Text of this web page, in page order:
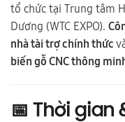
tổ chức tại Trung tâm
Dương (WTC EXPO).
nhà tài trợ chính thức
biến gỗ CNC thông
📅 Thời gian